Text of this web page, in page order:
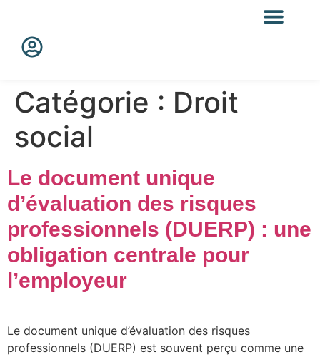
Catégorie : Droit
social
Le document unique
d’évaluation des risques
professionnels (DUERP) : une
obligation centrale pour
l’employeur
Le document unique d’évaluation des risques
professionnels (DUERP) est souvent perçu comme une